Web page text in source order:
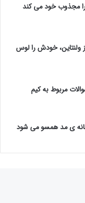
را مجذوب خود می‌ کند
ولنتاین، خودش را لوس
مربوط به کیم
ی مد همسو می شود